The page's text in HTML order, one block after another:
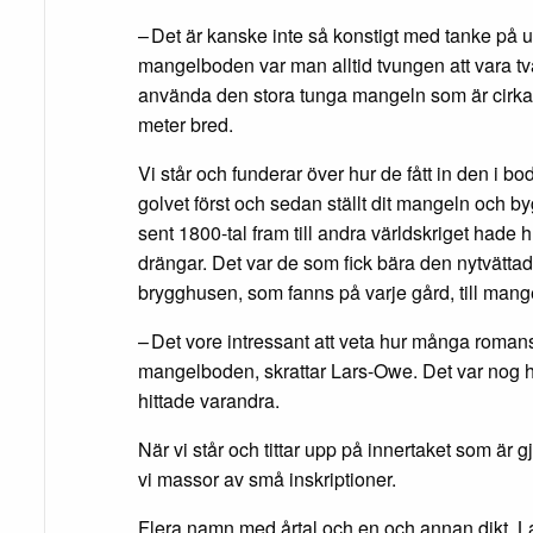
– Det är kanske inte så konstigt med tanke på
mangelboden var man alltid tvungen att vara
använda den stora tunga mangeln som är
meter bred.
Vi står och funderar över hur de fått in den i
golvet först och sedan ställt dit mangeln och
sent 1800-tal fram till andra världskriget hade
drängar. Det var de som fick bära den
brygghusen, som fanns på varje gård, till
– Det vore intressant att veta hur många
mangelboden, skrattar Lars-Owe. Det var nog
hittade varandra.
När vi står och tittar upp på innertaket som är
vi massor av små inskriptioner.